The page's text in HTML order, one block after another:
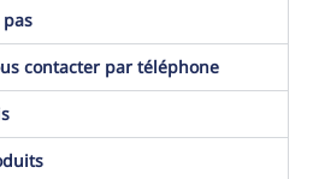
contacter par téléphone